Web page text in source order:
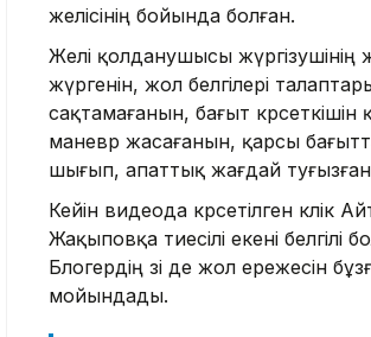
желісінің бойында болған.
Желі қолданушысы жүргізушінің
жүргенін, жол белгілері
сақтамағанын, бағыт көрсеткішін
маневр жасағанын, қарсы
шығып, апаттық жағдай
Кейін видеода көрсетілген көлік
Жақыповқа тиесілі екені белгілі
Блогердің өзі де жол ережесін
мойындады.